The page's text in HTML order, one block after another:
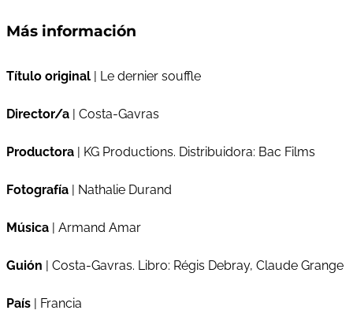
Más información
Título original | Le dernier souffle
Director/a | Costa-Gavras
Productora | KG Productions. Distribuidora: Bac Films
Fotografía | Nathalie Durand
Música | Armand Amar
Guión | Costa-Gavras. Libro: Régis Debray, Claude Grange
País | Francia